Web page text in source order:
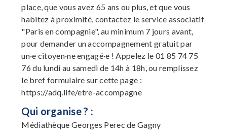
place, que vous avez 65 ans ou plus, et que vous
habitez à proximité, contactez le service associatif
"Paris en compagnie", au minimum 7 jours avant,
pour demander un accompagnement gratuit par
un·e citoyen·ne engagé·e ! Appelez le 01 85 74 75
76 du lundi au samedi de 14h à 18h, ou remplissez
le bref formulaire sur cette page :
https://adq.life/etre-accompagne
Qui organise ? :
Médiathèque Georges Perec de Gagny